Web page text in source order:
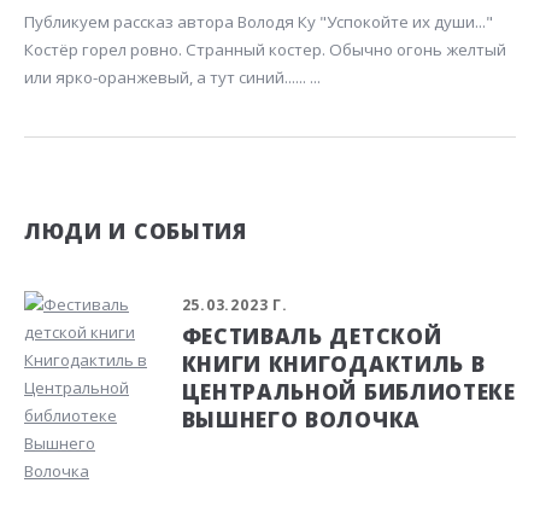
Публикуем рассказ автора Володя Ку "Успокойте их души..."
Костёр горел ровно. Странный костер. Обычно огонь желтый
или ярко-оранжевый, а тут синий...... ...
ЛЮДИ И СОБЫТИЯ
25.03.2023 Г.
ФЕСТИВАЛЬ ДЕТСКОЙ
КНИГИ КНИГОДАКТИЛЬ В
ЦЕНТРАЛЬНОЙ БИБЛИОТЕКЕ
ВЫШНЕГО ВОЛОЧКА